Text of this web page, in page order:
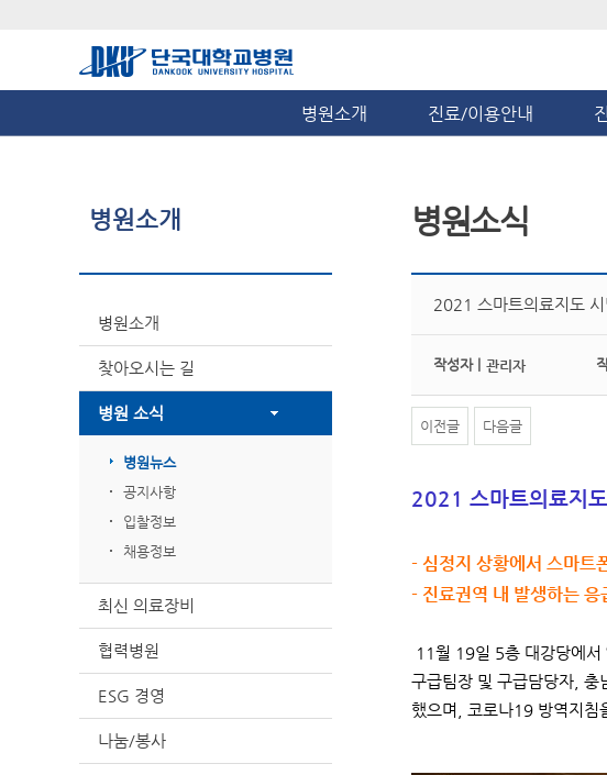
병원소개 진료/이용안내
병원소개
병원소개
찾아오시는 길
병원 소식
병원뉴스
공지사항
입찰정보
채용정보
최신 의료장비
협력병원
ESG 경영
나눔/봉사
병원소식
2021 스마트의료지도
작성자 | 관리자
이전글 다음글
2021 스마트의료지
- 심정지 상황에서 스마트
- 진료권역 내 발생하는 응
11월 19일 5층 대강당에서
구급팀장 및 구급담당자, 충
했으며, 코로나19 방역지침